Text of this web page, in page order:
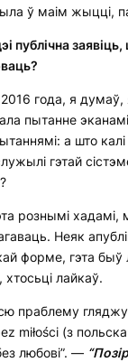
ў маім жыцці,
публічна
года, я думаў,
пытанне
а што
гэтай
рознымі
Неяк
форме, гэта быў
лайкаў.
праблему
miłości (з
любові”. —